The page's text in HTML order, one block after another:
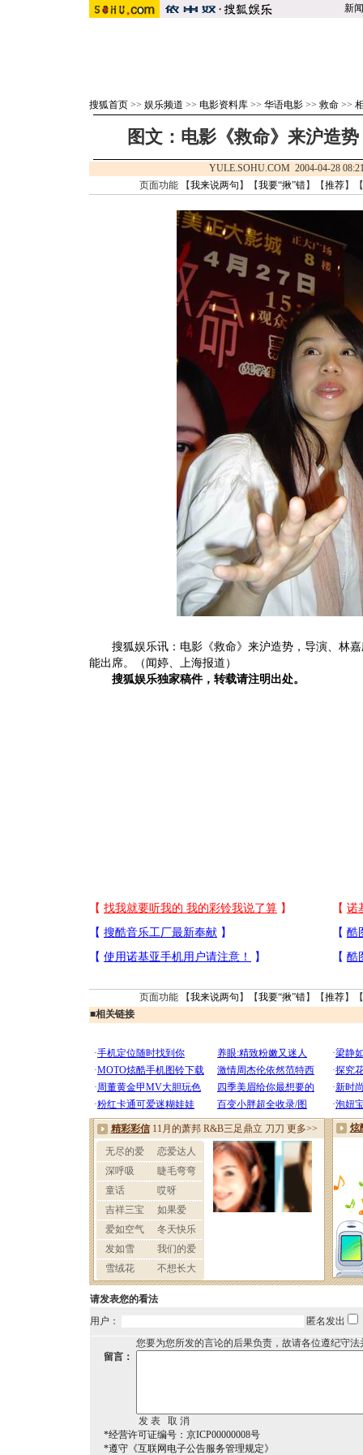
新闻
搜狐首页 >> 娱乐频道 >> 电影资料库 >> 华语电影 >> 救命 >>
图文：电影《救命》来沪造
YULE.SOHU.COM 2004-04-28
页面功能 【我来说两句 】【我要“揪”错】【推荐】
搜狐娱乐讯：电影《救命》来沪造势，导演、林嘉
能出席。（闻婷、上海报道）
搜狐娱乐独家稿件，转载请注明出处。
页面功能 【我来说两句 】【我要“揪”错】【推荐】
■相关链接
请发表您的看法
用户：
匿名发出
您要为您所发的言论的后果负责，故请各位遵纪守
留言：
*经营许可证编号：京ICP00000008号
*遵守《互联网电子公告服务管理规定》